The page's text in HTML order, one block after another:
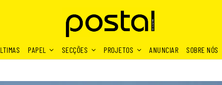
PAPEL SECÇÕES PROJETOS ANUNCIAR SOBRE NÓS